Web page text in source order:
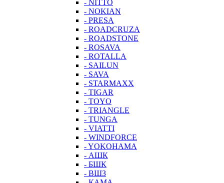
- NITTO
- NOKIAN
- PRESA
- ROADCRUZA
- ROADSTONE
- ROSAVA
- ROTALLA
- SAILUN
- SAVA
- STARMAXX
- TIGAR
- TOYO
- TRIANGLE
- TUNGA
- VIATTI
- WINDFORCE
- YOKOHAMA
- АШК
- БШК
- ВШЗ